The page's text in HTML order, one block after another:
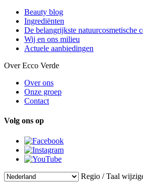
Beauty blog
Ingrediënten
De belangrijkste natuurcosmetische
Wij en ons milieu
Actuele aanbiedingen
Over Ecco Verde
Over ons
Onze groep
Contact
Volg ons op
Regio / Taal